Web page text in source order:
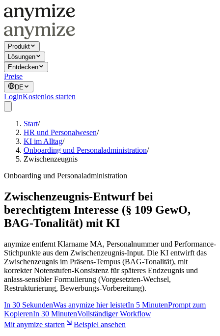
Produkt
Lösungen
Entdecken
Preise
DE
LoginKostenlos starten
Start/
HR und Personalwesen/
KI im Alltag/
Onboarding und Personaladministration/
Zwischenzeugnis
Onboarding und Personaladministration
Zwischenzeugnis-Entwurf bei
berechtigtem Interesse (§ 109 GewO,
BAG-Tonalität) mit KI
anymize entfernt Klarname MA, Personalnummer und Performance-
Stichpunkte aus dem Zwischenzeugnis-Input. Die KI entwirft das
Zwischenzeugnis im Präsens-Tempus (BAG-Tonalität), mit
korrekter Notenstufen-Konsistenz für späteres Endzeugnis und
anlass-sensibler Formulierung (Vorgesetzten-Wechsel,
Restrukturierung, Bewerbungs-Vorbereitung).
In 30 SekundenWas anymize hier leistetIn 5 MinutenPrompt zum
KopierenIn 30 MinutenVollständiger Workflow
Mit anymize starten
Beispiel ansehen